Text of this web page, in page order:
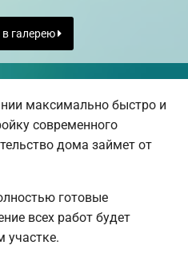
галерею
максимально быстро и
современного
дома займет от
готовые
всех работ будет
участке.